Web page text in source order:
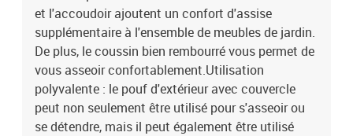
12 cm (L x l x é)Dimensions du coussin de dossier : 60 x 32 x 12 cm
(L x l x é)Assemblage requis : ouiLa livraison contient :3 x canapé
d'angle de jardin3 x canapé central de jardin2 x tabouret de jardin8
x coussin de siège9 x coussin de dossier
et l'accoudoir ajoutent un confort d'assise
supplémentaire à l'ensemble de meubles de jardin.
De plus, le coussin bien rembourré vous permet de
vous asseoir confortablement.Utilisation
polyvalente : le pouf d'extérieur avec couvercle
peut non seulement être utilisé pour s'asseoir ou
se détendre, mais il peut également être utilisé